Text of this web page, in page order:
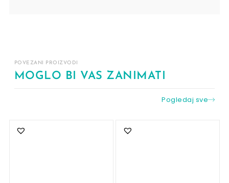
POVEZANI PROIZVODI
MOGLO BI VAS ZANIMATI
Pogledaj sve